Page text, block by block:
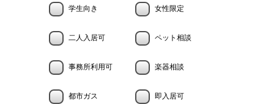
学生向き 女性限定
二人入居可 ペット相談
事務所利用可 楽器相談
都市ガス 即入居可